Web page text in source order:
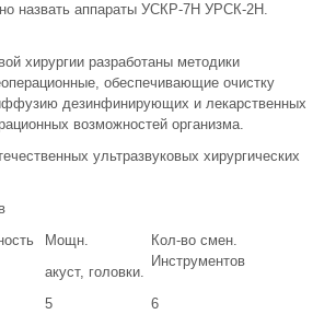
назвать аппараты УСКР-7Н УРСК-2Н.
хирургии разработаны методики
обеспечивающие очистку
дезинфинирующих и лекарственных
возможностей организма.
ультразвуковых хирургических
Мощн.
акуст, головки.
Кол-во смен.
Инстру­ментов
5
6